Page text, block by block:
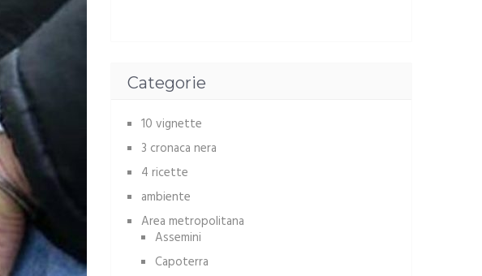
Categorie
10 vignette
3 cronaca nera
4 ricette
ambiente
Area metropolitana
Assemini
Capoterra